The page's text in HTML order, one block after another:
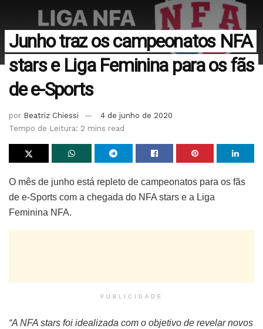
Junho traz os campeonatos NFA
stars e Liga Feminina para os fãs
de e-Sports
por Beatriz Chiessi
4 de junho de 2020
Tempo de Leitura: 2 mins read
O mês de junho está repleto de campeonatos para os fãs
de e-Sports com a chegada do NFA stars e a Liga
Feminina NFA.
PUBLICIDADE
“A NFA stars foi idealizada com o objetivo de revelar novos